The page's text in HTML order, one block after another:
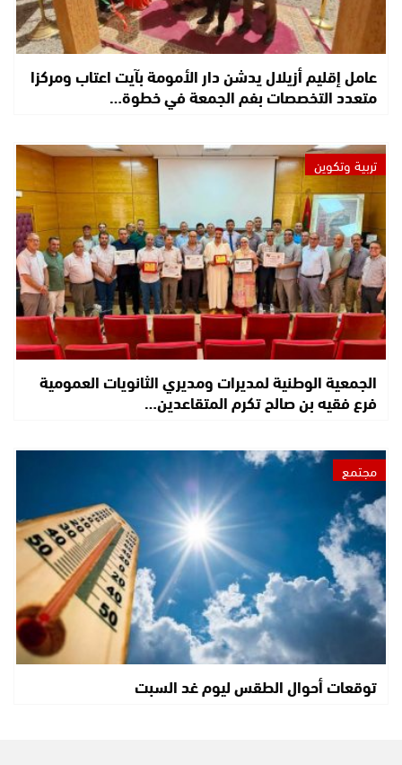
عامل إقليم أزيلال يدشن دار الأمومة بآيت اعتاب ومركزا
متعدد التخصصات بفم الجمعة في خطوة…
تربية وتكوين
الجمعية الوطنية لمديرات ومديري الثانويات العمومية
فرع فقيه بن صالح تكرم المتقاعدين…
مجتمع
توقعات أحوال الطقس ليوم غد السبت